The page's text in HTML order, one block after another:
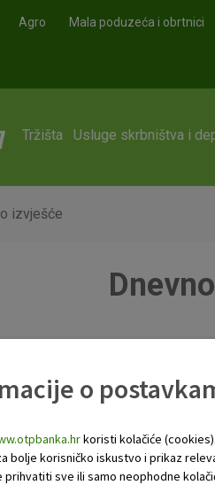
Agro Mala poduzeća i obrtnici
Tržišta Usluge skrbništva i
izvješće
izvješće.pdf
banke
o
koristi kolačiće
bolje korisničko iskustvo i prikaz
prihvatiti sve ili samo neophodne